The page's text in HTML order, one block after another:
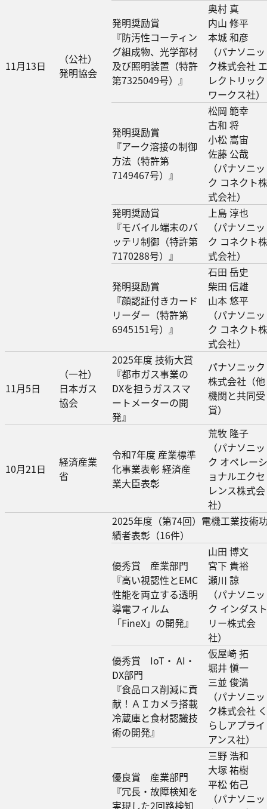
11月13日
（公社）
発明協会
発明奨励賞
『防汚性コーティン
グ組成物、光学部材
及び照明装置（特許
第7325049号）』
奥村 真
内山 修平
本城 和彦
（パナソニッ
ク株式会社 エ
レクトリック
ワークス社）
発明奨励賞
『アーク溶接の制御
方法（特許第
7149467号）』
松岡 範幸
古和 将
小松 嵩宙
佐藤 公哉
（パナソニッ
ク コネクト株
式会社）
発明奨励賞
『モバイル端末のバ
ッテリ制御（特許第
7170288号）』
上島 淳也
（パナソニッ
ク コネクト株
式会社）
発明奨励賞
『顔認証付きカード
リーダー（特許第
6945151号）』
石田 岳史
柴田 信雄
山本 悠平
（パナソニッ
ク コネクト株
式会社）
11月5日
（一社）
⽇本ガス
協会
2025年度 技術大賞
『都市ガス事業の
DXを担うガススマ
ートメーターの開
発』
パナソニック
株式会社（他
機関と共同受
賞）
10月21日
経済産業
省
令和7年度 産業標準
化事業表彰 経済産
業大臣表彰
荒牧 隆子
（パナソニッ
ク オペレーシ
ョナルエクセ
レンス株式会
社）
2025年度（第74回）電機工業技術
績者表彰（16件）
優秀賞 産業部門
『高い視認性とEMC
性能を両立する透明
導電フィルム
「FineX」の開発』
山田 博文
宮下 貴裕
瀬川 諒
（パナソニッ
ク インダスト
リー株式会
社）
優秀賞 IoT・ AI・
DX部門
『食品ロス削減に貢
献！ＡＩカメラ搭載
冷蔵庫と食材認識技
術の開発』
仮屋崎 拓
堀井 愼一
三並 俊満
（パナソニッ
ク株式会社 く
らしアプライ
アンス社）
優良賞 産業部門
『冗長・故障検知を
実現した2回路検知
三野 浩和
大塚 祐樹
平松 佑己
（パナソニッ